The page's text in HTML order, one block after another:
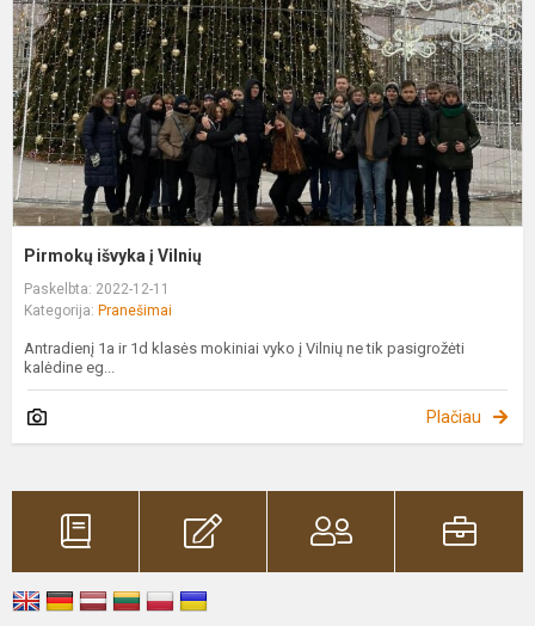
Pirmokų išvyka į Vilnių
Paskelbta: 2022-12-11
Kategorija: Pranešimai
Antradienį 1a ir 1d klasės mokiniai vyko į Vilnių ne tik pasigrožėti
kalėdine eg...
Plačiau